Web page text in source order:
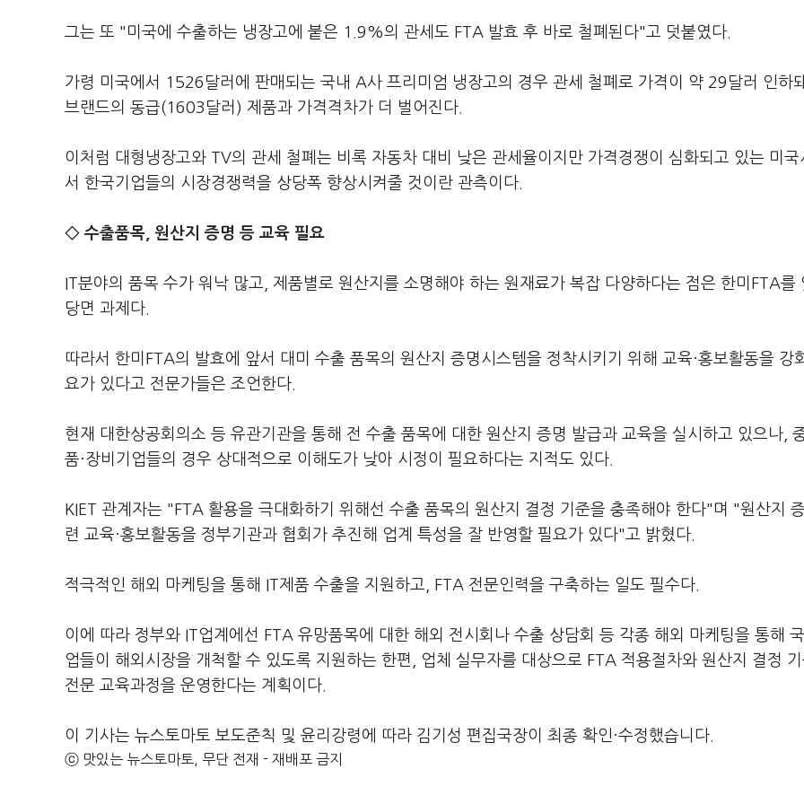
그는 또 "미국에 수출하는 냉장고에 붙은 1.9%의 관세도 FTA 발효 후 바로 철폐된다"고 덧붙였다.
가령 미국에서 1526달러에 판매되는 국내 A사 프리미엄 냉장고의 경우 관세 철폐로 가격이 약 29달러 인하
브랜드의 동급(1603달러) 제품과 가격격차가 더 벌어진다.
이처럼 대형냉장고와 TV의 관세 철폐는 비록 자동차 대비 낮은 관세율이지만 가격경쟁이 심화되고 있는 미국
서 한국기업들의 시장경쟁력을 상당폭 향상시켜줄 것이란 관측이다.
◇ 수출품목, 원산지 증명 등 교육 필요
IT분야의 품목 수가 워낙 많고, 제품별로 원산지를 소명해야 하는 원재료가 복잡 다양하다는 점은 한미FTA를
당면 과제다.
따라서 한미FTA의 발효에 앞서 대미 수출 품목의 원산지 증명시스템을 정착시키기 위해 교육·홍보활동을 강
요가 있다고 전문가들은 조언한다.
현재 대한상공회의소 등 유관기관을 통해 전 수출 품목에 대한 원산지 증명 발급과 교육을 실시하고 있으나,
품·장비기업들의 경우 상대적으로 이해도가 낮아 시정이 필요하다는 지적도 있다.
KIET 관계자는 "FTA 활용을 극대화하기 위해선 수출 품목의 원산지 결정 기준을 충족해야 한다"며 "원산지
련 교육·홍보활동을 정부기관과 협회가 추진해 업계 특성을 잘 반영할 필요가 있다"고 밝혔다.
적극적인 해외 마케팅을 통해 IT제품 수출을 지원하고, FTA 전문인력을 구축하는 일도 필수다.
이에 따라 정부와 IT업계에선 FTA 유망품목에 대한 해외 전시회나 수출 상담회 등 각종 해외 마케팅을 통해 국
업들이 해외시장을 개척할 수 있도록 지원하는 한편, 업체 실무자를 대상으로 FTA 적용절차와 원산지 결정
전문 교육과정을 운영한다는 계획이다.
이 기사는 뉴스토마토 보도준칙 및 윤리강령에 따라 김기성 편집국장이 최종 확인·수정했습니다.
ⓒ 맛있는 뉴스토마토, 무단 전재 - 재배포 금지